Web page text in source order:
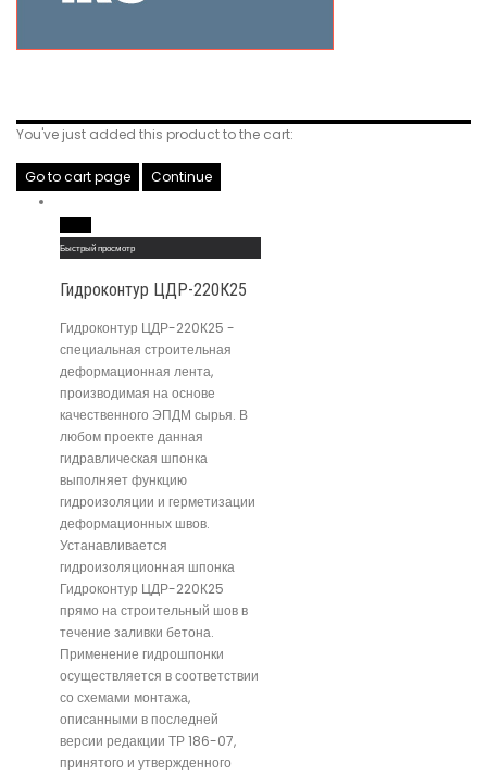
You've just added this product to the cart:
Go to cart page Continue
Быстрый просмотр
Гидроконтур ЦДР-220К25
Гидроконтур ЦДР-220К25 -
специальная строительная
деформационная лента,
производимая на основе
качественного ЭПДМ сырья. В
любом проекте данная
гидравлическая шпонка
выполняет функцию
гидроизоляции и герметизации
деформационных швов.
Устанавливается
гидроизоляционная шпонка
Гидроконтур ЦДР-220К25
прямо на строительный шов в
течение заливки бетона.
Применение гидрошпонки
осуществляется в соответствии
со схемами монтажа,
описанными в последней
версии редакции ТР 186-07,
принятого и утвержденного